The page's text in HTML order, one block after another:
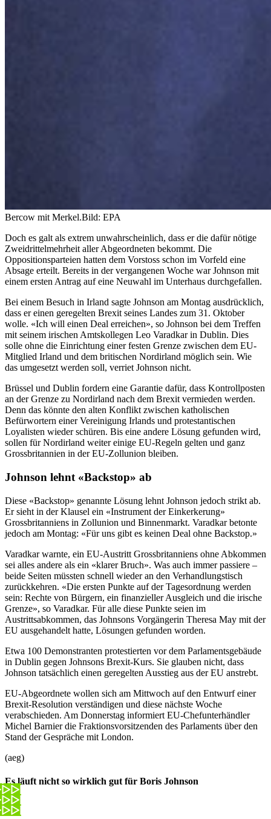
Bercow mit Merkel.Bild: EPA
Doch es galt als extrem unwahrscheinlich, dass er die dafür nötige
Zweidrittelmehrheit aller Abgeordneten bekommt. Die
Oppositionsparteien hatten dem Vorstoss schon im Vorfeld eine
Absage erteilt. Bereits in der vergangenen Woche war Johnson mit
einem ersten Antrag auf eine Neuwahl im Unterhaus durchgefallen.
Bei einem Besuch in Irland sagte Johnson am Montag ausdrücklich,
dass er einen geregelten Brexit seines Landes zum 31. Oktober
wolle. «Ich will einen Deal erreichen», so Johnson bei dem Treffen
mit seinem irischen Amtskollegen Leo Varadkar in Dublin. Dies
solle ohne die Einrichtung einer festen Grenze zwischen dem EU-
Mitglied Irland und dem britischen Nordirland möglich sein. Wie
das umgesetzt werden soll, verriet Johnson nicht.
Brüssel und Dublin fordern eine Garantie dafür, dass Kontrollposten
an der Grenze zu Nordirland nach dem Brexit vermieden werden.
Denn das könnte den alten Konflikt zwischen katholischen
Befürwortern einer Vereinigung Irlands und protestantischen
Loyalisten wieder schüren. Bis eine andere Lösung gefunden wird,
sollen für Nordirland weiter einige EU-Regeln gelten und ganz
Grossbritannien in der EU-Zollunion bleiben.
Johnson lehnt «Backstop» ab
Diese «Backstop» genannte Lösung lehnt Johnson jedoch strikt ab.
Er sieht in der Klausel ein «Instrument der Einkerkerung»
Grossbritanniens in Zollunion und Binnenmarkt. Varadkar betonte
jedoch am Montag: «Für uns gibt es keinen Deal ohne Backstop.»
Varadkar warnte, ein EU-Austritt Grossbritanniens ohne Abkommen
sei alles andere als ein «klarer Bruch». Was auch immer passiere –
beide Seiten müssten schnell wieder an den Verhandlungstisch
zurückkehren. «Die ersten Punkte auf der Tagesordnung werden
sein: Rechte von Bürgern, ein finanzieller Ausgleich und die irische
Grenze», so Varadkar. Für alle diese Punkte seien im
Austrittsabkommen, das Johnsons Vorgängerin Theresa May mit der
EU ausgehandelt hatte, Lösungen gefunden worden.
Etwa 100 Demonstranten protestierten vor dem Parlamentsgebäude
in Dublin gegen Johnsons Brexit-Kurs. Sie glauben nicht, dass
Johnson tatsächlich einen geregelten Ausstieg aus der EU anstrebt.
EU-Abgeordnete wollen sich am Mittwoch auf den Entwurf einer
Brexit-Resolution verständigen und diese nächste Woche
verabschieden. Am Donnerstag informiert EU-Chefunterhändler
Michel Barnier die Fraktionsvorsitzenden des Parlaments über den
Stand der Gespräche mit London.
(aeg)
Es läuft nicht so wirklich gut für Boris Johnson